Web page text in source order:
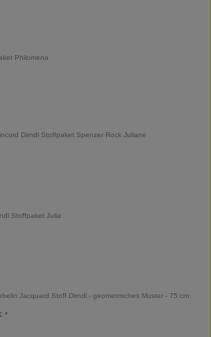
Philomena
Dirndl Stoffpaket Spenzer Rock Juliane
Stoffpaket Julia
Jacquard Stoff Dirndl - geometrisches Muster - 75 cm
*